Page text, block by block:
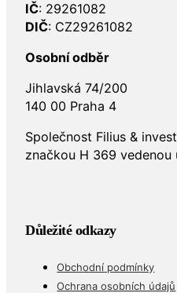
IČ: 29261082
DIČ: CZ29261082
Osobní odběr
Jihlavská 74/200
140 00 Praha 4
Společnost Filius &
značkou H 369 vedenou
Důležité odkazy
Obchodní podmínky
Ochrana osobních údajů